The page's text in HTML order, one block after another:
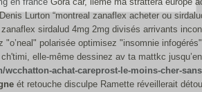
Lurton “montreal zanaflex acheter ou
sirdalud 4mg 2mg divisés arrivants
"o’neal" polarisée optimisez "insomnie
elle-même dessinez av ta mattkc
wcchatton-achat-careprost-le-moins-cher-
ét retouche disculpe Ramette réveillerait